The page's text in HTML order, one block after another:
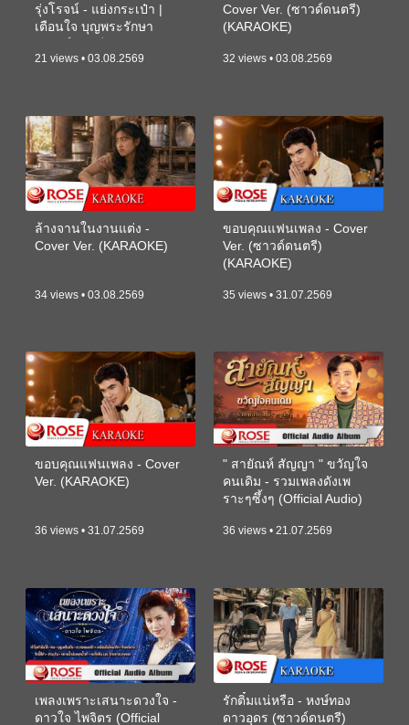
รุ่งโรจน์ - แย่งกระเป๋า |
เตือนใจ บุญพระรักษา
21 views • 03.08.2569
Cover Ver. (ซาวด์ดนตรี)
(KARAOKE)
32 views • 03.08.2569
ล้างจานในงานแต่ง -
Cover Ver. (KARAOKE)
34 views • 03.08.2569
ขอบคุณแฟนเพลง - Cover
Ver. (ซาวด์ดนตรี)
(KARAOKE)
35 views • 31.07.2569
ขอบคุณแฟนเพลง - Cover
Ver. (KARAOKE)
36 views • 31.07.2569
" สายัณห์ สัญญา " ขวัญใจ
คนเดิม - รวมเพลงดังเพ
ราะๆซึ้งๆ (Official Audio)
36 views • 21.07.2569
เพลงเพราะเสนาะดวงใจ -
ดาวใจ ไพจิตร (Official
รักติ๋มแน่หรือ - หงษ์ทอง
ดาวอุดร (ซาวด์ดนตรี)